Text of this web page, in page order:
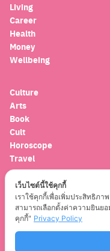
Living
Career
Health
Money
Wellbeing
Culture
Arts
Book
Cult
Horoscope
Travel
Entertainment
Celebrity
Movies
Musics
เว็บไซต์นี้ใช้คุกกี้
เราใช้คุกกี้เพื่อเพิ่มประสิทธิภ
สามารถเลือกตั้งค่าความยินย
คุกกี้" Privacy Policy